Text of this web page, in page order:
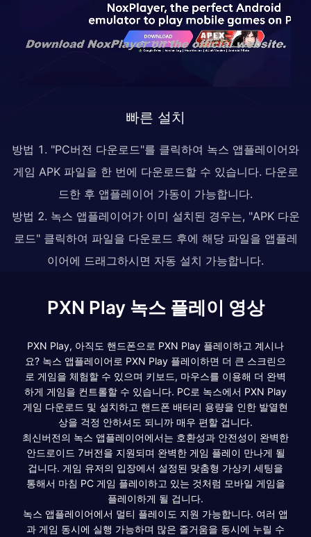
빠른 설치
방법 1. "PC버전 다운로드"를 클릭하여 녹스 앱플레이어와
게임 APK 파일을 한 번에 다운로드할 수 있습니다. 다운로
드한 후 앱플레이어 가동이 가능합니다.
방법 2. 녹스 앱플레이어가 이미 설치된 경우는, "APK 다운
로드" 클릭하여 파일을 다운로드 후에 해당 파일을 앱플레
이어에 드래그하시면 자동 설치 가능합니다.
PXN Play 녹스 플레이 영상
PXN Play, 아직도 핸드폰으로 PXN Play 플레이하고 계시나
요? 녹스 앱플레이어로 PXN Play 플레이하면 더 큰 스크린으
로 게임을 체험할 수 있으며 키보드, 마우스를 이용해 더 완벽
하게 게임을 컨트롤할 수 있습니다. PC로 녹스에서 PXN Play
게임 다운로드 및 설치하고 핸드폰 배터리 용량을 인한 발열현
상을 걱정 안하셔도 되니까 매우 편할 겁니다.
최신버전의 녹스 앱플레이어에서는 호환성과 안전성이 완벽한
안드로이드 7버전을 지원되며 완벽한 게임 플레이 만나게 될
겁니다. 게임 유저의 입장에서 설정된 맞춤형 가상키 세팅을
통해서 마침 PC 게임 플레이하고 있는 것처럼 모바일 게임을
플레이하게 될 겁니다.
녹스 앱플레이어에서 멀티 플레이도 지원 가능합니다. 여러 앱
과 게임 동시에 실행 가능하며 많은 즐거움을 동시에 누릴 수